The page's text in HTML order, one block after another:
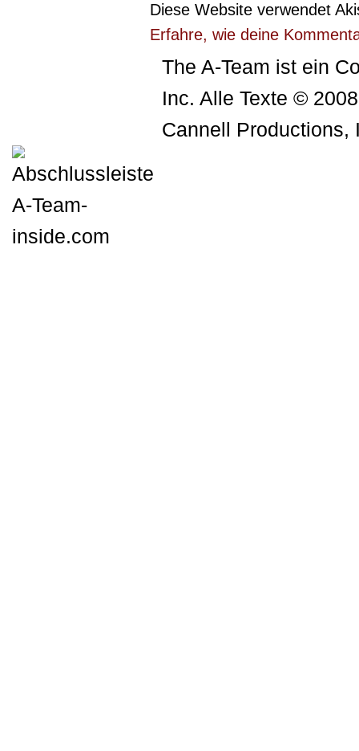
Diese Website verwendet
Erfahre, wie deine
The A-Team ist ein
Inc. Alle Texte ©
Cannell Productions,